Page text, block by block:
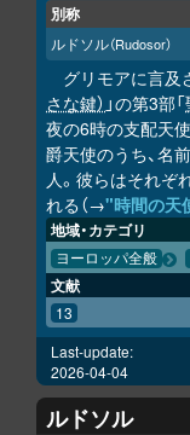
別称
ルドソル（Rudosor）
グリモアに言及
さな鍵） 」の第3部「
夜の6時の支配天
爵天使のうち、名
人。彼らはそれぞ
れる（→"時間の天
地域・カテゴリ
ヨーロッパ全般
文献
13
Last-update:
2026-04-04
ルドソル